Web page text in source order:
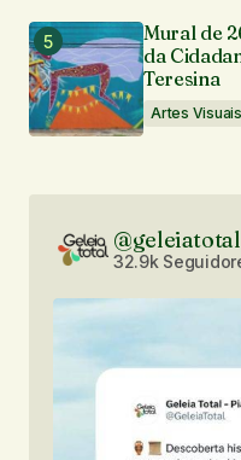
Mural de
da
Teresina
Artes Visuais
@geleiatotal
32.9k